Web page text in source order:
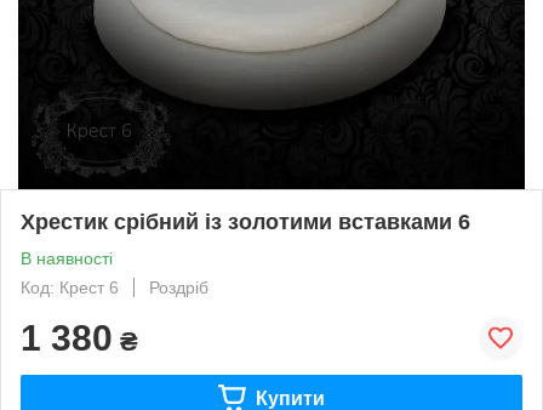
Хрестик срібний із золотими вставками 6
В наявності
Код: Крест 6
Роздріб
1 380 ₴
Купити